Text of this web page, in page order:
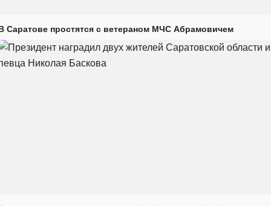
Саратове простятся с ветераном МЧС Абрамовичем